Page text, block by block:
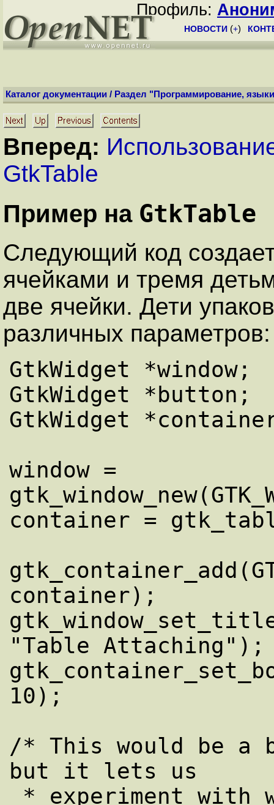
Профиль:
НОВОСТИ (+)
Каталог документации / Раздел "Программирование,
Вперед:
GtkTable
Пример на GtkTable
Следующий код
ячейками и тремя
две ячейки. Дети
различных параметров:
GtkWidget *window;
GtkWidget *button;
GtkWidget
window =
container =
container);
"Table Attaching");
10);
/* This would be a
but it lets us